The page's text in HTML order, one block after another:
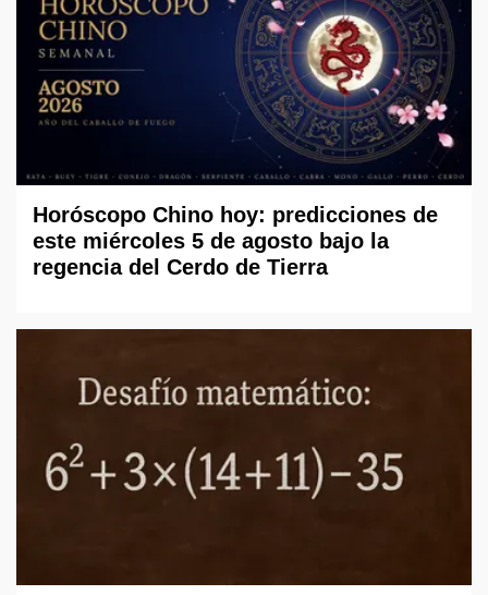
Horóscopo Chino hoy: predicciones de
este miércoles 5 de agosto bajo la
regencia del Cerdo de Tierra